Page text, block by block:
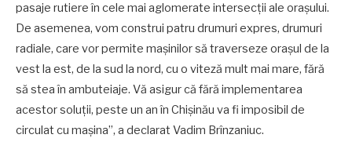
pasaje rutiere în cele mai aglomerate intersecții ale orașului.
De asemenea, vom construi patru drumuri expres, drumuri
radiale, care vor permite mașinilor să traverseze orașul de la
vest la est, de la sud la nord, cu o viteză mult mai mare, fără
să stea în ambuteiaje. Vă asigur că fără implementarea
acestor soluții, peste un an în Chișinău va fi imposibil de
circulat cu mașina”, a declarat Vadim Brînzaniuc.